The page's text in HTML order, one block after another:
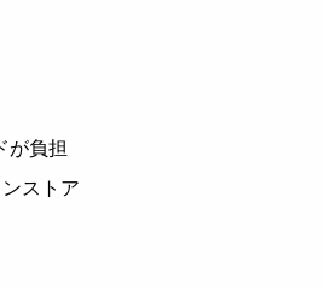
が負担
ストア